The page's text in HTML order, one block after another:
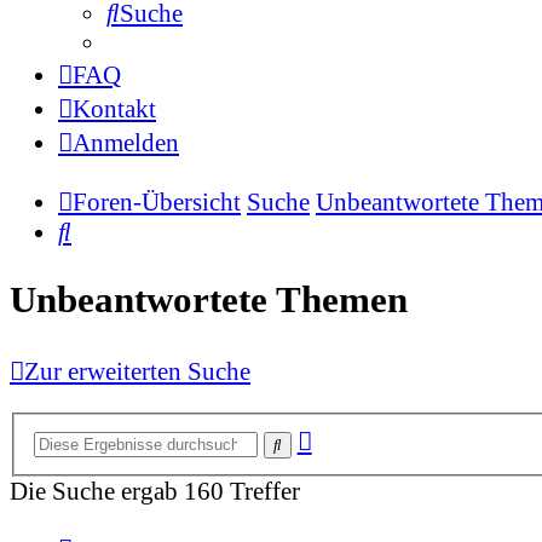
Suche
FAQ
Kontakt
Anmelden
Foren-Übersicht Suche Unbeantwortete
Unbeantwortete Themen
Zur erweiterten Suche
SucheErweiterte
Die Suche ergab 160 Treffer